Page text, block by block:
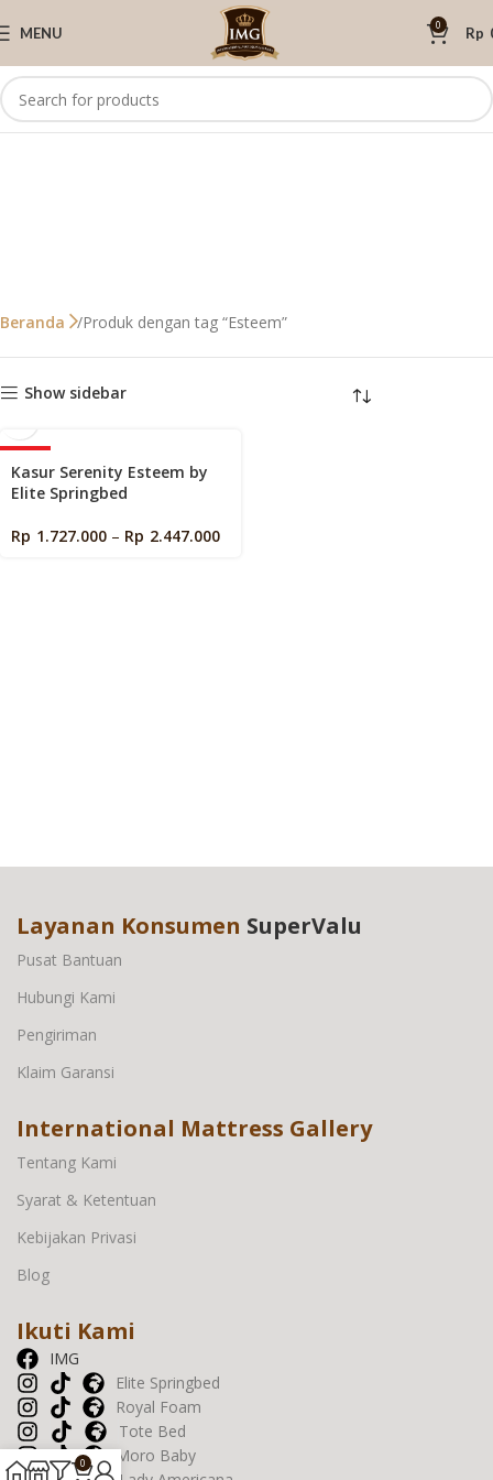
MENU 0 Rp
Beranda Produk dengan tag “Esteem”
Show sidebar
Kasur Serenity Esteem by
Elite Springbed
Rp 1.727.000 – Rp 2.447.000
Layanan Konsumen SuperValu
Pusat Bantuan
Hubungi Kami
Pengiriman
Klaim Garansi
International Mattress Gallery
Tentang Kami
Syarat & Ketentuan
Kebijakan Privasi
Blog
Ikuti Kami
IMG
Elite Springbed
Royal Foam
Tote Bed
Moro Baby
0